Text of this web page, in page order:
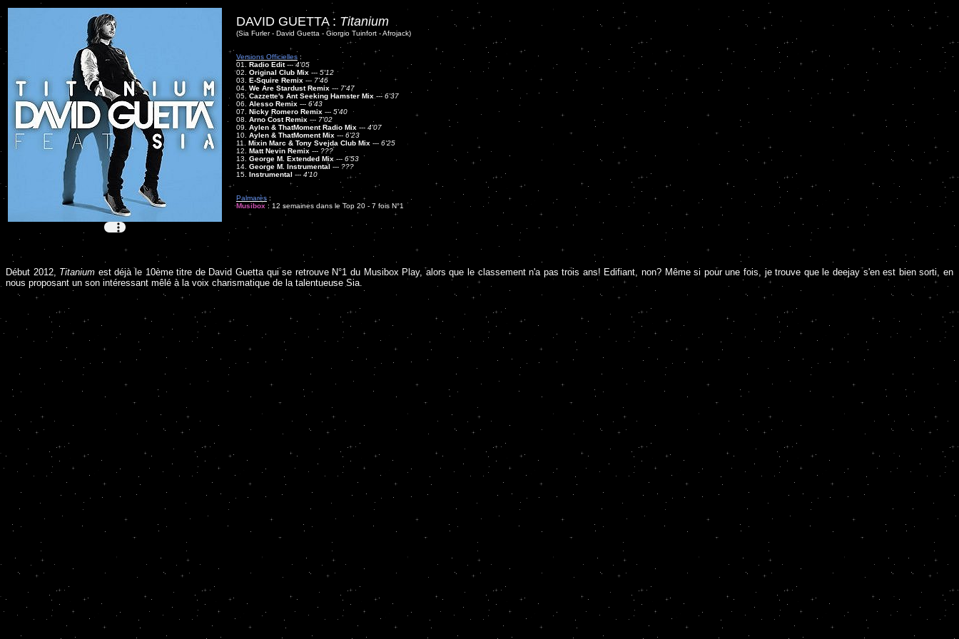
DAVID GUETTA : Titanium
(Sia Furler - David Guetta - Giorgio Tuinfort - Afrojack)
Versions Officielles :
01. Radio Edit---4'05
02. Original Club Mix --- 5'12
03.E-Squire Remix --- 7'46
04. We Are Stardust Remix --- 7'47
05.Cazzette's Ant Seeking Hamster Mix --- 6'37
06. Alesso Remix --- 6'43
07. Nicky Romero Remix --- 5'40
08. Arno Cost Remix --- 7'02
09. Aylen & ThatMoment Radio Mix --- 4'07
10. Aylen & ThatMoment Mix --- 6'23
11. Mixin Marc & Tony Svejda Club Mix --- 6'25
12. Matt Nevin Remix --- ???
13. George M. Extended Mix--- 6'53
14. George M. Instrumental --- ???
15. Instrumental --- 4'10
Palmarès :
Musibox : 12 semaines dans le Top 20 - 7 fois N°1
Début 2012, Titanium est déjà le 10ème titre de David Guetta qui se retrouve N°1 du Musibox Play, alors que le classement n'a pas trois ans! Edifiant, non? Même si pour une fois, je trouve que le deejay s'en est bien sorti, en
nous proposant un son intéressant mêlé à la voix charismatique de la talentueuse Sia.